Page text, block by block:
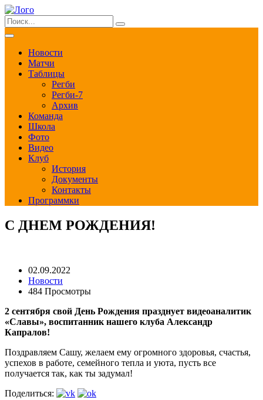
Новости
Матчи
Таблицы
Регби
Регби-7
Архив
Команда
Школа
Фото
Видео
Клуб
История
Документы
Контакты
Программки
С ДНЕМ РОЖДЕНИЯ!
02.09.2022
Новости
484 Просмотры
2 сентября свой День Рождения празднует видеоаналитик
«Славы», воспитанник нашего клуба Александр
Капралов!
Поздравляем Сашу, желаем ему огромного здоровья, счастья,
успехов в работе, семейного тепла и уюта, пусть все
получается так, как ты задумал!
Поделиться: